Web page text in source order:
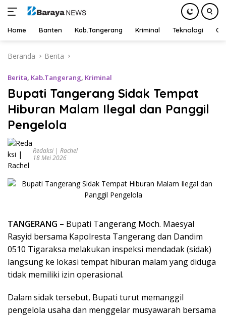
Home Banten Kab.Tangerang Kriminal Teknologi
Beranda Berita
Berita, Kab.Tangerang, Kriminal
Bupati Tangerang Sidak Tempat
Hiburan Malam Ilegal dan Panggil
Pengelola
Redaksi | Rachel
18 Mei 2026
TANGERANG – Bupati Tangerang Moch. Maesyal
Rasyid bersama Kapolresta Tangerang dan Dandim
0510 Tigaraksa melakukan inspeksi mendadak (sidak)
langsung ke lokasi tempat hiburan malam yang diduga
tidak memiliki izin operasional.
Dalam sidak tersebut, Bupati turut memanggil
pengelola usaha dan menggelar musyawarah bersama